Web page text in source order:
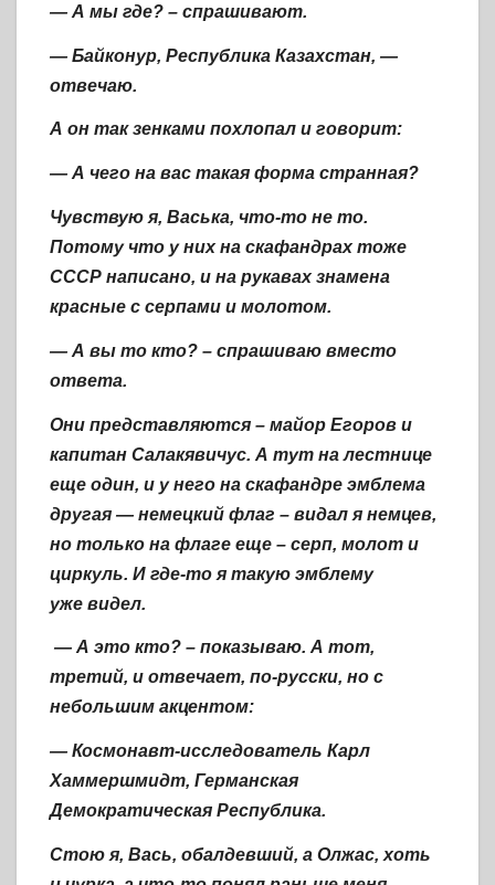
— А мы где? – спрашивают.
— Байконур, Республика Казахстан, —
отвечаю.
А он так зенками похлопал и говорит:
— А чего на вас такая форма странная?
Чувствую я, Васька, что-то не то.
Потому что у них на скафандрах тоже
СССР написано, и на рукавах знамена
красные с серпами и молотом.
— А вы то кто? – спрашиваю вместо
ответа.
Они представляются – майор Егоров и
капитан Салакявичус. А тут на лестнице
еще один, и у него на скафандре эмблема
другая — немецкий флаг – видал я немцев,
но только на флаге еще – серп, молот и
циркуль. И где-то я такую эмблему
уже видел.
— А это кто? – показываю. А тот,
третий, и отвечает, по-русски, но с
небольшим акцентом:
— Космонавт-исследователь Карл
Хаммершмидт, Германская
Демократическая Республика.
Стою я, Вась, обалдевший, а Олжас, хоть